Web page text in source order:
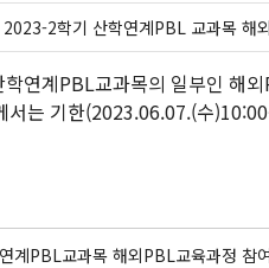
2023-2학기 산학연계PBL 교과목 해
연계PBL교과목의 일부인 해
서는 기한(2023.06.07.(수
계PBL교과목 해외PBL교육과정 참